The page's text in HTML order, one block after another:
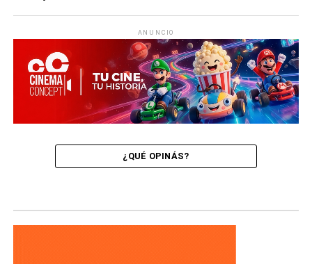
ANUNCIO
¿QUÉ OPINÁS?